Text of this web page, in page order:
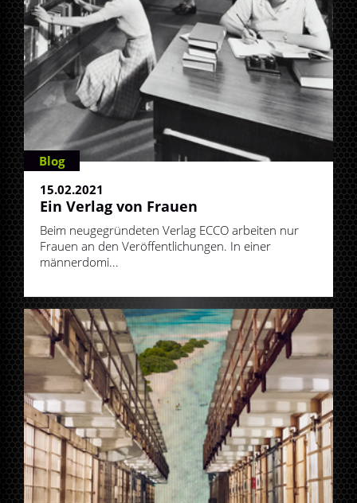
Blog
15.02.2021
Ein Verlag von Frauen
Beim neugegründeten Verlag ECCO arbeiten nur
Frauen an den Veröffentlichungen. In einer
männerdomi...